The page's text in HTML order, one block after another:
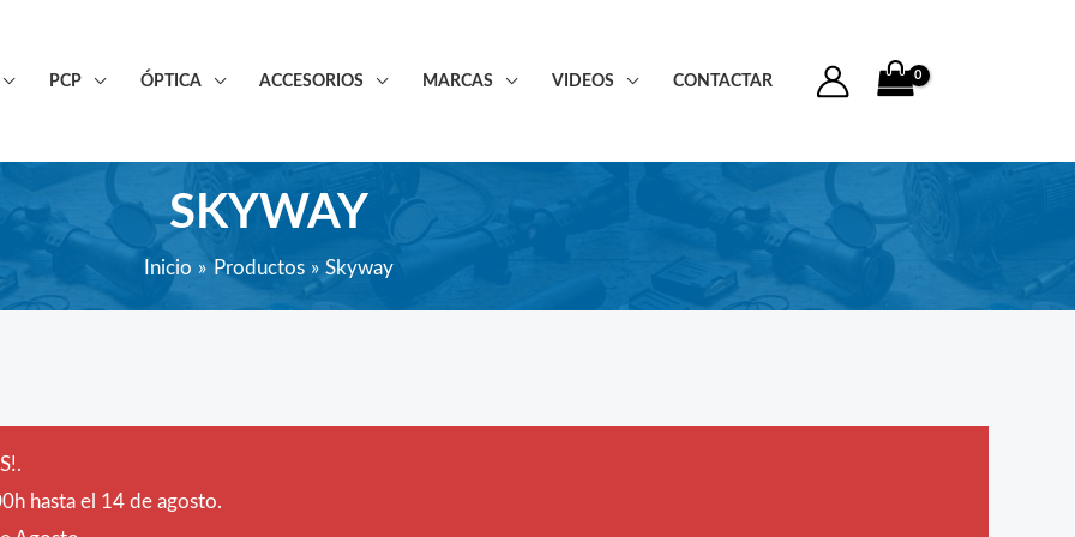
PCP ÓPTICA ACCESORIOS MARCAS VIDEOS CONTACTAR
SKYWAY
Inicio Productos Skyway
hasta el 14 de agosto.